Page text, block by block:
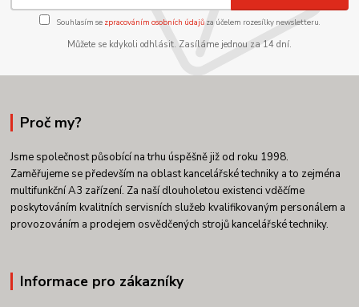
Souhlasím se zpracováním osobních údajůza účelem rozesílky newsletteru.
Můžete se kdykoli odhlásit. Zasíláme jednou za 14 dní.
Proč my?
Jsme společnost působící na trhu úspěšně již od roku 1998.
Zaměřujeme se především na oblast kancelářské techniky a to zejména
multifunkční A3 zařízení. Za naší dlouholetou existenci vděčíme
poskytováním kvalitních servisních služeb kvalifikovaným personálem a
provozováním a prodejem osvědčených strojů kancelářské techniky.
Informace pro zákazníky